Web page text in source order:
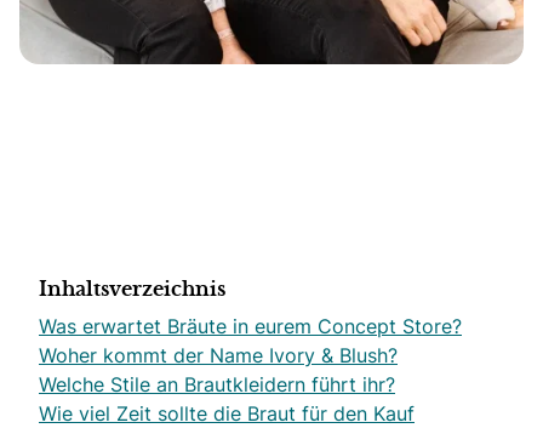
Inhaltsverzeichnis
Was erwartet Bräute in eurem Concept Store?
Woher kommt der Name Ivory & Blush?
Welche Stile an Brautkleidern führt ihr?
Wie viel Zeit sollte die Braut für den Kauf